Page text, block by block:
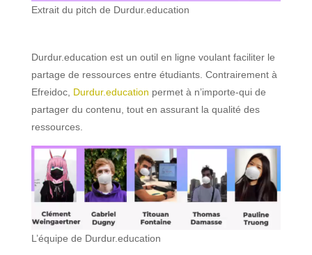
Extrait du pitch de Durdur.education
Durdur.education est un outil en ligne voulant faciliter le
partage de ressources entre étudiants. Contrairement à
Efreidoc, Durdur.education permet à n’importe-qui de
partager du contenu, tout en assurant la qualité des
ressources.
L’équipe de Durdur.education